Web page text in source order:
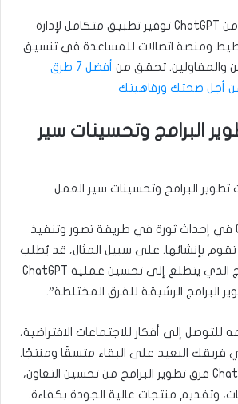
يمكنك أيضًا أن تطلب من ChatGPT توفير تطبيق متكامل لإدارة
ومنصة اتصالات للمساعدة في تنسيق
والمقاولين. تحقق من
أفضل 7 طرق
البرامج وتحسينات سير
تساعد براعة ChatGPT في إحداث ثورة في طريقة تصور وتنفيذ
تقوم بإنشائها. على سبيل المثال، قد يُطلب
من فريق تطوير البرامج الذي يتطلع إلى تحسين عملية ChatGPT
البرامج الرشيقة للفرق المختلطة”.
إلى أفكار للاجتماعات الافتراضية،
البعيد على البقاء متسقًا ومنتجًا.
كما يمكّن تحليل ChatGPT فرق تطوير البرامج من تحسين التعاون،
وتقديم منتجات عالية الجودة بكفاءة.